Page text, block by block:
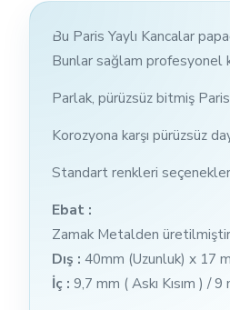
Bu Paris Yaylı Kancalar
Bunlar sağlam profesyonel
Parlak, pürüzsüz bitmiş
Korozyona karşı pürüzsüz
Standart renkleri
Ebat :
Zamak Metalden
Dış : 40mm (Uzunluk) x 17
İç : 9,7 mm ( Askı Kısım ) /